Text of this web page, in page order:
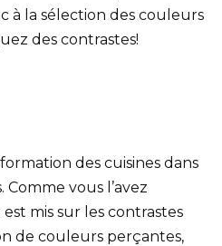
à la sélection des couleurs
des contrastes!
des cuisines dans
Comme vous l’avez
mis sur les contrastes
de couleurs perçantes,